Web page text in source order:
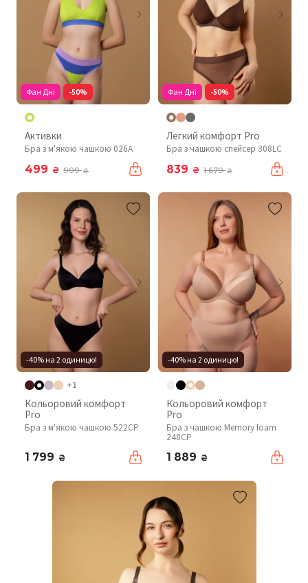
Фан Дні -50%
Активки
Бра з м'якою чашкою 026A
499 ₴ 999₴
Фан Дні -50%
Легкий комфорт Pro
Бра з чашкою спейсер 308LC
839 ₴ 1 679₴
-40% на 2 одиницю!
+1
Кольоровий комфорт
Pro
Бра з м'якою чашкою 522CP
1 799 ₴
-40% на 2 одиницю!
Кольоровий комфорт
Pro
Бра з чашкою Memory foam
248CP
1 889 ₴